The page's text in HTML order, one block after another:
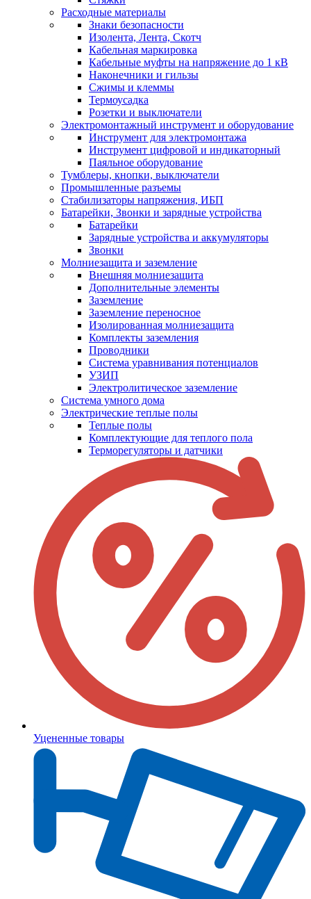
Расходные материалы
Знаки безопасности
Изолента, Лента, Скотч
Кабельная маркировка
Кабельные муфты на напряжение до 1 кВ
Наконечники и гильзы
Сжимы и клеммы
Термоусадка
Розетки и выключатели
Электромонтажный инструмент и оборудование
Инструмент для электромонтажа
Инструмент цифровой и индикаторный
Паяльное оборудование
Тумблеры, кнопки, выключатели
Промышленные разъемы
Стабилизаторы напряжения, ИБП
Батарейки, Звонки и зарядные устройства
Батарейки
Зарядные устройства и аккумуляторы
Звонки
Молниезащита и заземление
Внешняя молниезащита
Дополнительные элементы
Заземление
Заземление переносное
Изолированная молниезащита
Комплекты заземления
Проводники
Система уравнивания потенциалов
УЗИП
Электролитическое заземление
Система умного дома
Электрические теплые полы
Теплые полы
Комплектующие для теплого пола
Терморегуляторы и датчики
Уцененные товары